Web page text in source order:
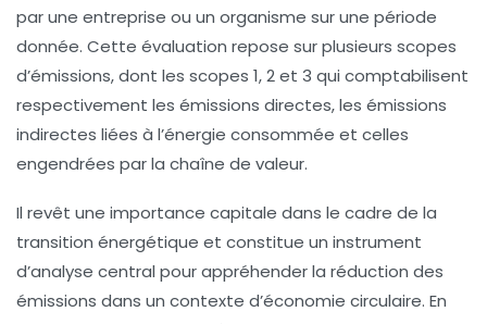
par une entreprise ou un organisme sur une période
donnée. Cette évaluation repose sur plusieurs scopes
d’émissions, dont les scopes 1, 2 et 3 qui comptabilisent
respectivement les émissions directes, les émissions
indirectes liées à l’énergie consommée et celles
engendrées par la chaîne de valeur.
Il revêt une importance capitale dans le cadre de la
transition énergétique et constitue un instrument
d’analyse central pour appréhender la réduction des
émissions dans un contexte d’économie circulaire. En